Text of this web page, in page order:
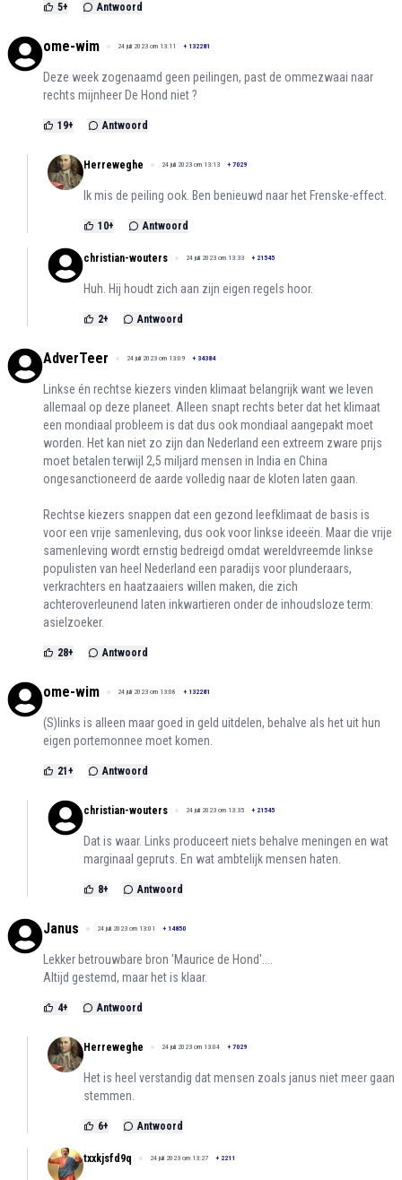
5+ Antwoord
ome-wim 24 juli 2023 om 13:11 + 132281
Deze week zogenaamd geen peilingen, past de ommezwaai naar
rechts mijnheer De Hond niet ?
19+ Antwoord
Herreweghe 24 juli 2023 om 13:13 + 7029
Ik mis de peiling ook. Ben benieuwd naar het Frenske-effect.
10+ Antwoord
christian-wouters 24 juli 2023 om 13:33 + 21545
Huh. Hij houdt zich aan zijn eigen regels hoor.
2+ Antwoord
AdverTeer 24 juli 2023 om 13:09 + 34384
Linkse én rechtse kiezers vinden klimaat belangrijk want we leven
allemaal op deze planeet. Alleen snapt rechts beter dat het klimaat
een mondiaal probleem is dat dus ook mondiaal aangepakt moet
worden. Het kan niet zo zijn dan Nederland een extreem zware prijs
moet betalen terwijl 2,5 miljard mensen in India en China
ongesanctioneerd de aarde volledig naar de kloten laten gaan.
Rechtse kiezers snappen dat een gezond leefklimaat de basis is
voor een vrije samenleving, dus ook voor linkse ideeën. Maar die vrije
samenleving wordt ernstig bedreigd omdat wereldvreemde linkse
populisten van heel Nederland een paradijs voor plunderaars,
verkrachters en haatzaaiers willen maken, die zich
achteroverleunend laten inkwartieren onder de inhoudsloze term:
asielzoeker.
28+ Antwoord
ome-wim 24 juli 2023 om 13:08 + 132281
(S)links is alleen maar goed in geld uitdelen, behalve als het uit hun
eigen portemonnee moet komen.
21 + Antwoord
christian-wouters 24 juli 2023 om 13:35 + 21545
Dat is waar. Links produceert niets behalve meningen en wat
marginaal gepruts. En wat ambtelijk mensen haten.
8+ Antwoord
Janus 24 juli 2023 om 13:01 + 14850
Lekker betrouwbare bron 'Maurice de Hond'....
Altijd gestemd, maar het is klaar.
4+ Antwoord
Herreweghe 24 juli 2023 om 13:04 + 7029
Het is heel verstandig dat mensen zoals janus niet meer gaan
stemmen.
6+ Antwoord
txxkjsfd9q 24 juli 2023 om 13:27 + 2211